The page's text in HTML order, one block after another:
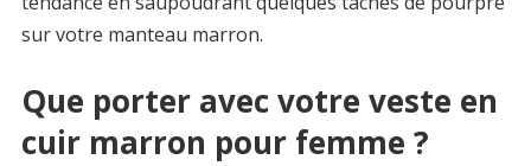
sur votre manteau marron.
Que porter avec votre veste en
cuir marron pour femme ?